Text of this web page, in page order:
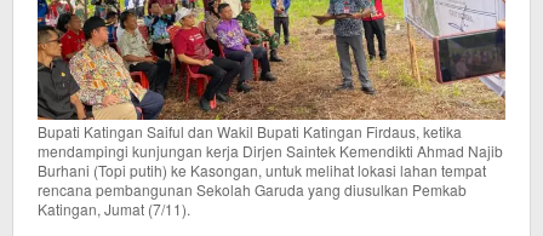
Bupati Katingan Saiful dan Wakil Bupati Katingan Firdaus, ketika
mendampingi kunjungan kerja Dirjen Saintek Kemendikti Ahmad Najib
Burhani (Topi putih) ke Kasongan, untuk melihat lokasi lahan tempat
rencana pembangunan Sekolah Garuda yang diusulkan Pemkab
Katingan, Jumat (7/11).